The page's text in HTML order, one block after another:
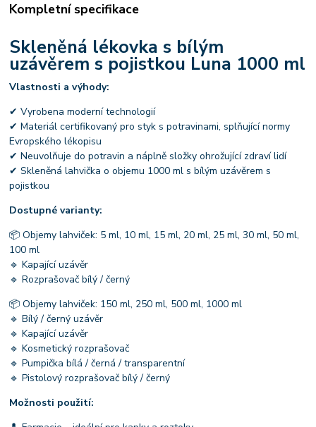
Kompletní specifikace
Skleněná lékovka s bílým
uzávěrem s pojistkou Luna 1000 ml
Vlastnosti a výhody:
✔ Vyrobena moderní technologií
✔ Materiál certifikovaný pro styk s potravinami, splňující normy
Evropského lékopisu
✔ Neuvolňuje do potravin a náplně složky ohrožující zdraví lidí
✔ Skleněná lahvička o objemu 1000 ml s bílým uzávěrem s
pojistkou
Dostupné varianty:
📦 Objemy lahviček: 5 ml, 10 ml, 15 ml, 20 ml, 25 ml, 30 ml, 50 ml,
100 ml
🔹 Kapající uzávěr
🔹 Rozprašovač bílý / černý
📦 Objemy lahviček: 150 ml, 250 ml, 500 ml, 1000 ml
🔹 Bílý / černý uzávěr
🔹 Kapající uzávěr
🔹 Kosmetický rozprašovač
🔹 Pumpička bílá / černá / transparentní
🔹 Pistolový rozprašovač bílý / černý
Možnosti použití: